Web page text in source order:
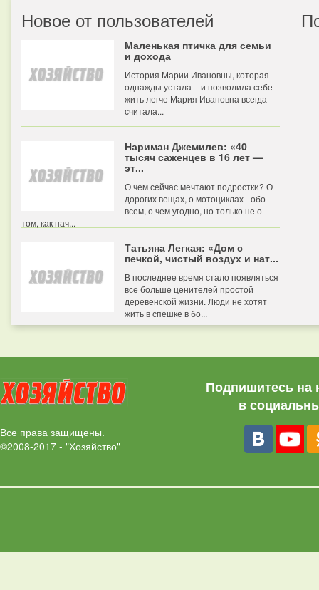
Новое от пользователей
Маленькая птичка для семьи
и дохода
История Марии Ивановны, которая
однажды устала – и позволила себе
жить легче Мария Ивановна всегда
считала...
Нариман Джемилев: «40
тысяч саженцев в 16 лет —
эт...
О чем сейчас мечтают подростки? О
дорогих вещах, о мотоциклах - обо
всем, о чем угодно, но только не о
том, как нач...
Татьяна Легкая: «Дом с
печкой, чистый воздух и нат...
В последнее время стало появляться
все больше ценителей простой
деревенской жизни. Люди не хотят
жить в спешке в бо...
Все права защищены.
©2008-2017 - "Хозяйство"
Подпишитесь на
в